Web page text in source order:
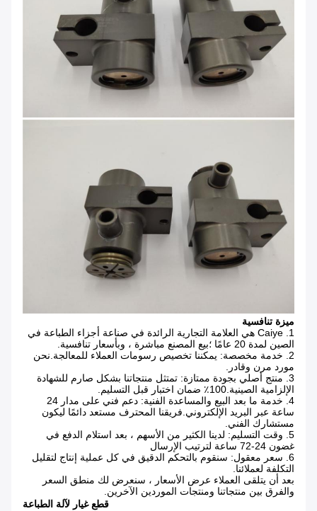
ميزة تنافسية
1. Caiye هي العلامة التجارية الرائدة في صناعة أجزاء الطباعة في
الصين لمدة 20 عامًا ؛بيع المصنع مباشرة ، وبأسعار تنافسية.
2. خدمة مخصصة: يمكننا تخصيص رسومات العملاء للمعالجة.نحن
مورد مرن وقادر.
3. منتج أصلي بجودة ممتازة: تمتثل منتجاتنا بشكل صارم للشهادة
الإلزامية الصينية.100٪ ضمان اختبار قبل التسليم.
4. خدمة ما بعد البيع والمساعدة الفنية: دعم فني على مدار 24
ساعة عبر البريد الإلكتروني.فريقنا المحترف مستعد دائمًا ليكون
مستشارك الفني.
5. وقت التسليم: لدينا الكثير من الأسهم ، بعد استلام الدفع في
غضون 24-72 ساعة لترتيب الإرسال
6. سعر معقول: سنقوم بالتحكم الدقيق في كل عملية إنتاج لتقليل
التكلفة لعملائنا.
بعد أن يتلقى العملاء عرض الأسعار ، سنعرض لك منطق السعر
والفرق بين منتجاتنا ومنتجات الموردين الآخرين.
قطع غيار لآلة الطباعة